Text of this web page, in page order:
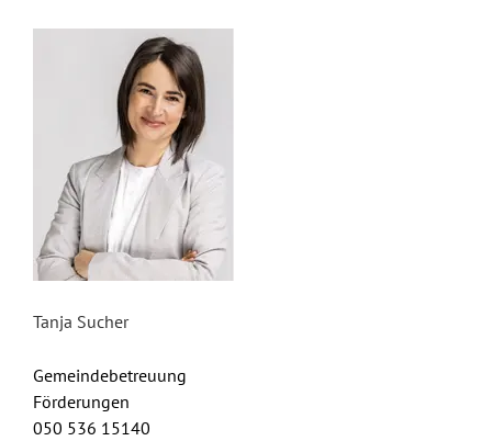
Tanja Sucher
Gemeindebetreuung
Förderungen
050 536 15140